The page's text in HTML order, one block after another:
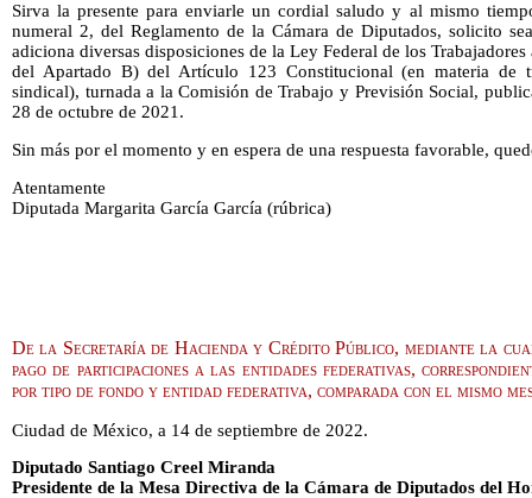
Sirva la presente para enviarle un cordial saludo y al mismo
numeral 2, del Reglamento de la Cámara de Diputados, solicito
adiciona diversas disposiciones de la Ley Federal de los
del Apartado B) del Artículo 123 Constitucional (en materia de
sindical), turnada a la Comisión de Trabajo y Previsión Social,
28 de octubre de 2021.
Sin más por el momento y en espera de una respuesta favorable,
Atentamente
Diputada Margarita García García (rúbrica)
De la Secretaría de Hacienda y Crédito Público, mediante la
pago de participaciones a las entidades federativas,
por tipo de fondo y entidad federativa, comparada con el mismo
Ciudad de México, a 14 de septiembre de 2022.
Diputado Santiago Creel Miranda
Presidente de la Mesa Directiva de la Cámara de Diputados del